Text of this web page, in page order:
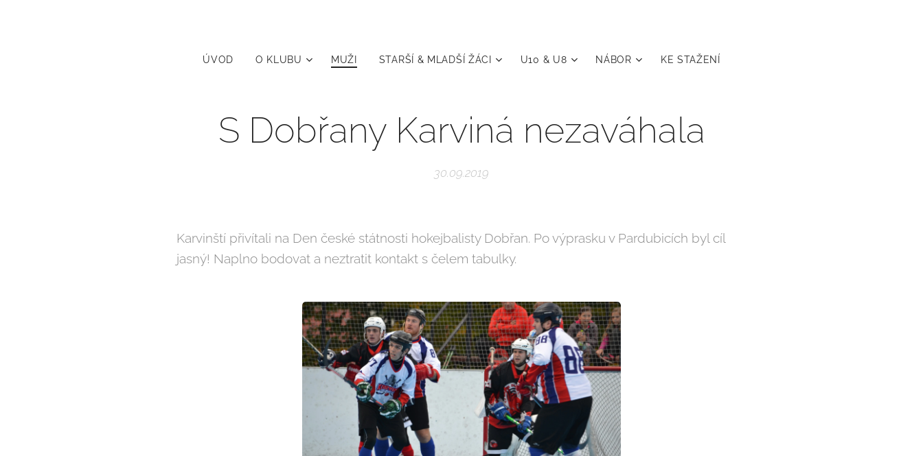
ÚVOD O KLUBU MUŽI STARŠÍ & MLADŠÍ ŽÁCI U10 & U8 NÁBOR KE STAŽENÍ
S Dobřany Karviná nezaváhala
30.09.2019
Karvinští přivítali na Den české státnosti hokejbalisty Dobřan. Po výprasku v Pardubicích byl cíl
jasný! Naplno bodovat a neztratit kontakt s čelem tabulky.